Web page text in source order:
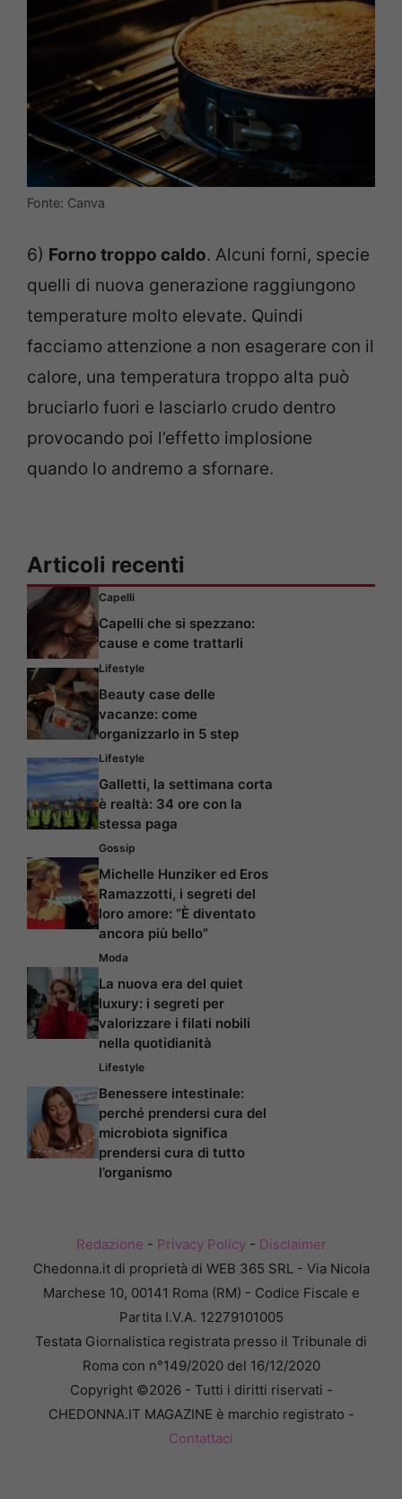
Fonte: Canva
6) Forno troppo caldo. Alcuni forni, specie
quelli di nuova generazione raggiungono
temperature molto elevate. Quindi
facciamo attenzione a non esagerare con il
calore, una temperatura troppo alta può
bruciarlo fuori e lasciarlo crudo dentro
provocando poi l’effetto implosione
quando lo andremo a sfornare.
Articoli recenti
Capelli
Capelli che si spezzano:
cause e come trattarli
Lifestyle
Beauty case delle
vacanze: come
organizzarlo in 5 step
Lifestyle
Galletti, la settimana corta
è realtà: 34 ore con la
stessa paga
Gossip
Michelle Hunziker ed Eros
Ramazzotti, i segreti del
loro amore: “È diventato
ancora più bello”
Moda
La nuova era del quiet
luxury: i segreti per
valorizzare i filati nobili
nella quotidianità
Lifestyle
Benessere intestinale:
perché prendersi cura del
microbiota significa
prendersi cura di tutto
l’organismo
Redazione - Privacy Policy- Disclaimer
Chedonna.it di proprietà di WEB 365 SRL - Via Nicola
Marchese 10, 00141 Roma (RM) - Codice Fiscale e
Partita I.V.A. 12279101005
Testata Giornalistica registrata presso il Tribunale di
Roma con n°149/2020 del 16/12/2020
Copyright ©2026 - Tutti i diritti riservati -
CHEDONNA.IT MAGAZINE è marchio registrato -
Contattaci